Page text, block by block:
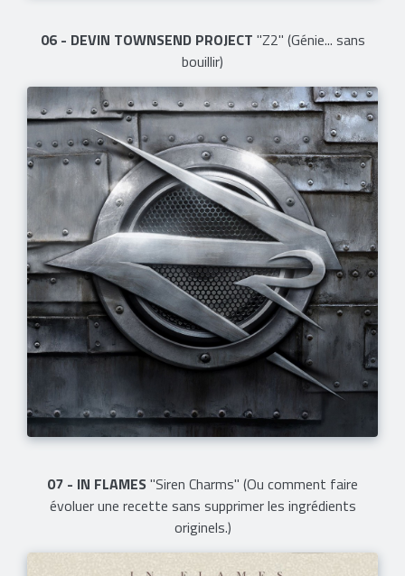
06 - DEVIN TOWNSEND PROJECT "Z2" (Génie... sans
bouillir)
07 - IN FLAMES"Siren Charms" (Ou comment faire
évoluer une recette sans supprimer les ingrédients
originels.)